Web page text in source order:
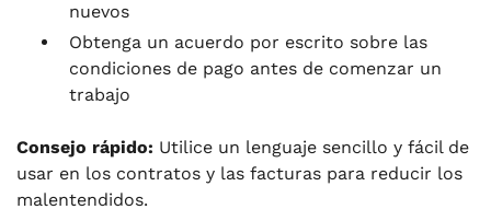
nuevos
Obtenga un acuerdo por escrito sobre las
condiciones de pago antes de comenzar un
trabajo
Consejo rápido: Utilice un lenguaje sencillo y fácil de
usar en los contratos y las facturas para reducir los
malentendidos.